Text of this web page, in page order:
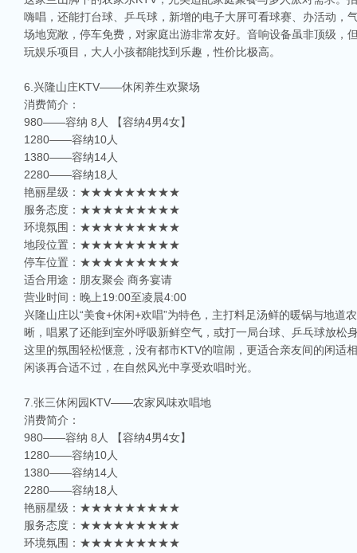
嗨唱，还能打台球、乒乓球，新增的电子大屏可看球赛、办活动，
场地宽敞，停车免费，对家庭出游非常友好。音响设备虽非顶级
玩娱乐项目，大人小孩都能找到乐趣，性价比极高。
6.兴隆山庄KTV——休闲养生欢聚场
消费简介：
980——容纳 8人 【容纳4男4女】
1280——容纳10人
1380——容纳14人
2280——容纳18人
艳丽星级：★★★★★★★★★
服务态度：★★★★★★★★★
环境氛围：★★★★★★★★★
地段位置：★★★★★★★★★
停车位置：★★★★★★★★★
适合用途：朋友聚会 商务宴请
营业时间：晚上19:00至凌晨4:00
兴隆山庄以“美食+休闲+欢唱”为特色，主打料足汤鲜的暖锅与地
晰，唱累了还能到室外呼吸新鲜空气，或打一局台球、乒乓球放松
这里的氛围轻松惬意，没有都市KTV的喧闹，更适合亲友间的闲适
闲谈再合适不过，在自然风光中享受欢唱时光。
7.张三休闲园KTV——农家风味欢唱地
消费简介：
980——容纳 8人 【容纳4男4女】
1280——容纳10人
1380——容纳14人
2280——容纳18人
艳丽星级：★★★★★★★★★
服务态度：★★★★★★★★★
环境氛围：★★★★★★★★★